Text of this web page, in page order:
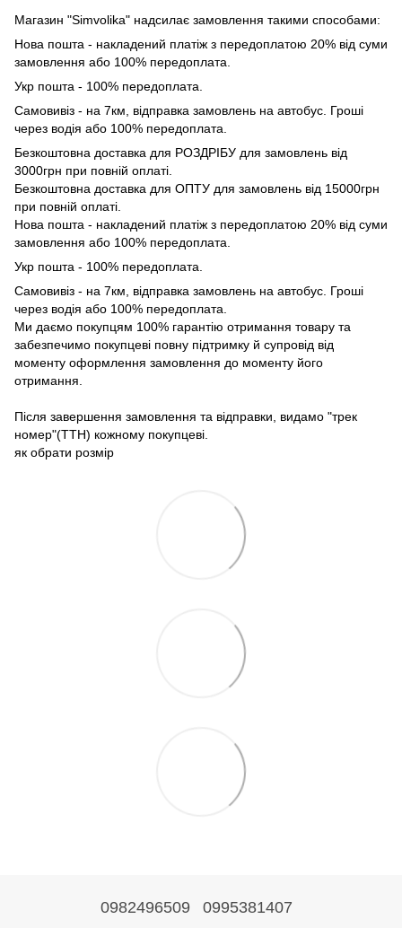
Магазин "Simvolika" надсилає замовлення такими способами:
Нова пошта - накладений платіж з передоплатою 20% від суми
замовлення або 100% передоплата.
Укр пошта - 100% передоплата.
Самовивіз - на 7км, відправка замовлень на автобус. Гроші
через водія або 100% передоплата.
Безкоштовна доставка для РОЗДРІБУ для замовлень від
3000грн при повній оплаті.
Безкоштовна доставка для ОПТУ для замовлень від 15000грн
при повній оплаті.
Нова пошта - накладений платіж з передоплатою 20% від суми
замовлення або 100% передоплата.
Укр пошта - 100% передоплата.
Самовивіз - на 7км, відправка замовлень на автобус. Гроші
через водія або 100% передоплата.
Ми даємо покупцям 100% гарантію отримання товару та
забезпечимо покупцеві повну підтримку й супровід від
моменту оформлення замовлення до моменту його
отримання.
Після завершення замовлення та відправки, видамо "трек
номер"(ТТН) кожному покупцеві.
як обрати розмір
0982496509 0995381407